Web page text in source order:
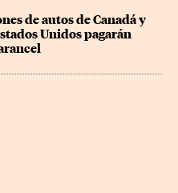
de autos de Canadá y
Unidos pagarán